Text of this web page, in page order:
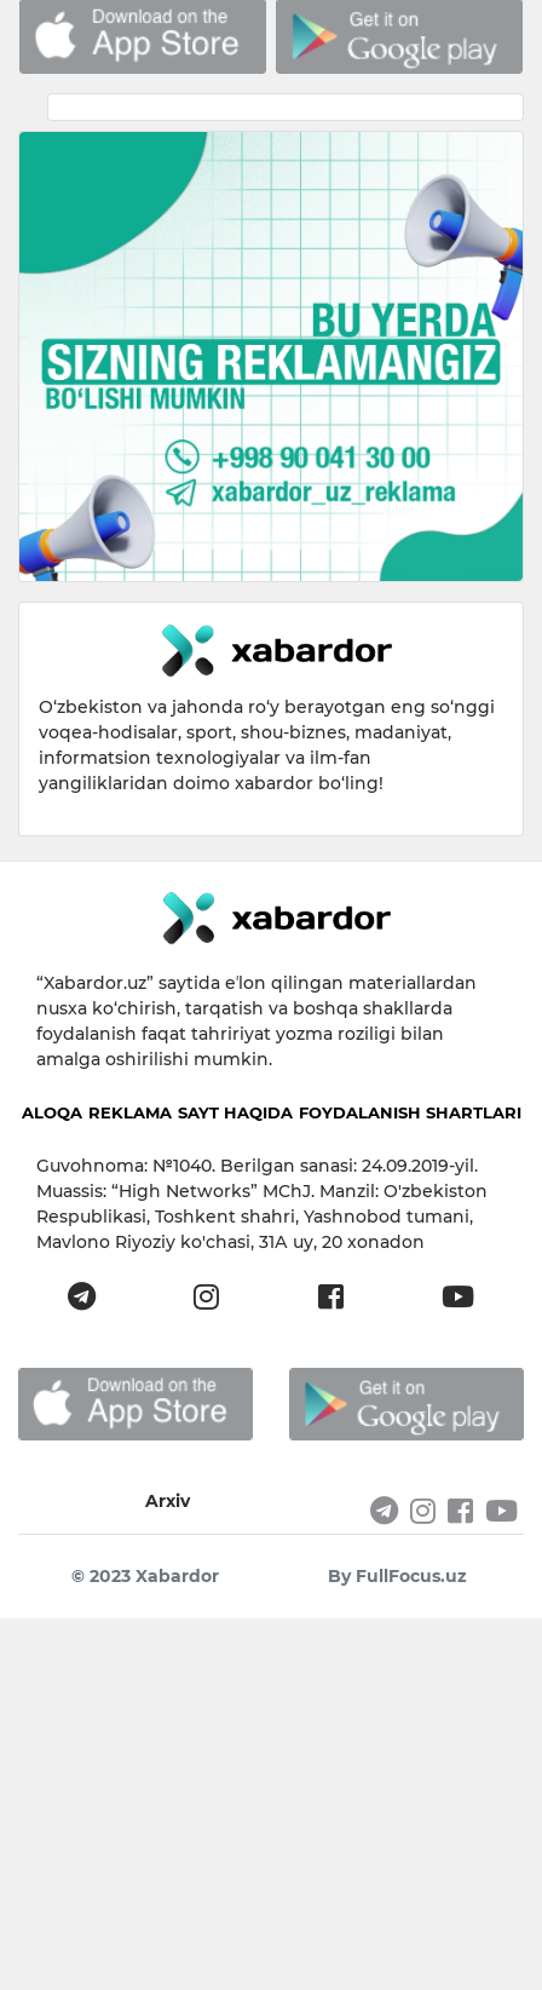
O‘zbekiston va jahonda ro‘y berayotgan eng so‘nggi
voqea-hodisalar, sport, shou-biznes, madaniyat,
informatsion texnologiyalar va ilm-fan
yangiliklaridan doimo xabardor bo‘ling!
“Xabardor.uz” saytida eʼlon qilingan materiallardan
nusxa ko‘chirish, tarqatish va boshqa shakllarda
foydalanish faqat tahririyat yozma roziligi bilan
amalga oshirilishi mumkin.
ALOQA REKLAMA SAYT HAQIDA FOYDALANISH SHARTLARI
Guvohnoma: №1040. Berilgan sanasi: 24.09.2019-yil.
Muassis: “High Networks” MChJ. Manzil: O'zbekiston
Respublikasi, Toshkent shahri, Yashnobod tumani,
Mavlono Riyoziy ko'chasi, 31А uy, 20 xonadon
Arxiv
© 2023 Xabardor By FullFocus.uz